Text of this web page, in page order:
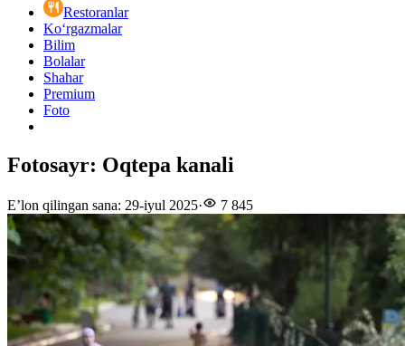
Restoranlar
Ko‘rgazmalar
Bilim
Bolalar
Shahar
Premium
Foto
Fotosayr: Oqtepa kanali
E’lon qilingan sana: 29-iyul 2025· 7 845